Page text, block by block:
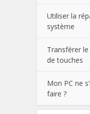
Utiliser la
système
Transférer
de touches
Mon PC ne
faire ?